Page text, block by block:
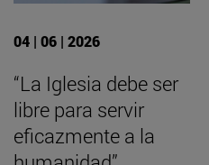
04 | 06 | 2026
“La Iglesia debe ser
libre para servir
eficazmente a la